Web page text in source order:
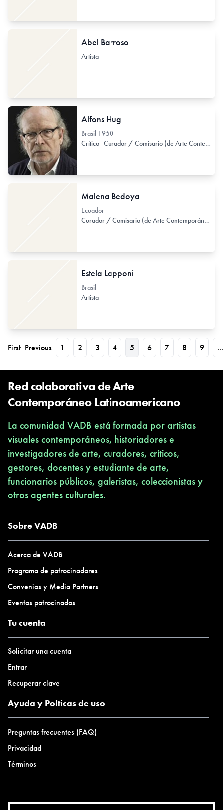
Abel Barroso
Artista
Alfons Hug
Brasil 1950
Crítico Curador / Comisario (de Arte Contemporáneo)
Malena Bedoya
Ecuador
Curador / Comisario (de Arte Contemporáneo)
Estela Lapponi
Brasil
Artista
First Previous 1 2 3 4 5 6 7 8 9 ...
Red colaborativa de Arte
Contemporáneo Latinoamericano
La comunidad VADB está formada por artistas
visuales contemporáneos, historiadores e
investigadores de arte, curadores, críticos,
gestores, docentes y estudiante de arte,
funcionarios públicos, galeristas, coleccionistas y
otros agentes culturales.
Sobre VADB
Acerca de VADB
Programa de patrocinadores
Convenios y Media Partners
Eventos patrocinados
Tu cuenta
Solicitar una cuenta
Entrar
Recuperar clave
Ayuda y Polticas de uso
Preguntas frecuentes (FAQ)
Privacidad
Términos